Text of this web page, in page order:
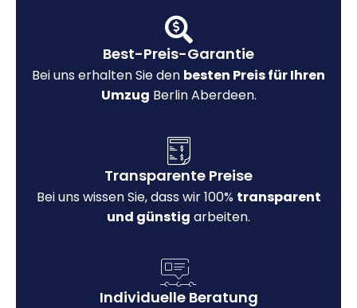
Best-Preis-Garantie
Bei uns erhalten Sie den besten Preis für Ihren
Umzug Berlin Aberdeen.
Transparente Preise
Bei uns wissen Sie, dass wir 100% transparent
und günstig arbeiten.
Individuelle Beratung